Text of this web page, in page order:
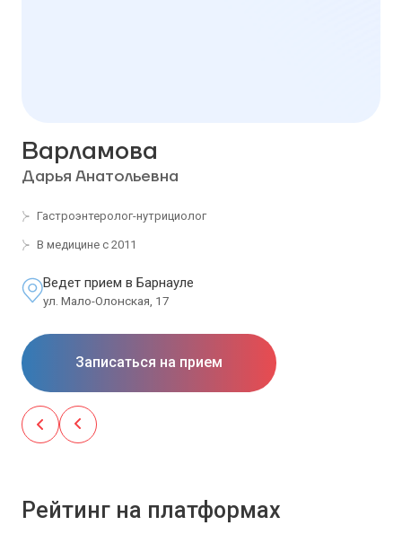
Варламова
Дарья Анатольевна
Гастроэнтеролог-нутрициолог
В медицине с 2011
Ведет прием в Барнауле
ул. Мало-Олонская, 17
Записаться на прием
Рейтинг на платформах